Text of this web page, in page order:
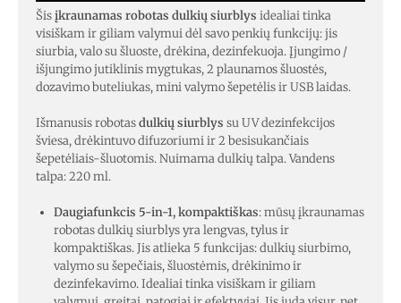
Šisįkraunamas robotas dulkių siurblys idealiai tinka
visiškam ir giliam valymui dėl savo penkių funkcijų: jis
siurbia, valo su šluoste, drėkina, dezinfekuoja. Įjungimo /
išjungimo jutiklinis mygtukas, 2 plaunamos šluostės,
dozavimo buteliukas, mini valymo šepetėlis ir USB laidas.
Išmanusis robotasdulkių siurblys su UV dezinfekcijos
šviesa, drėkintuvo difuzoriumi ir 2 besisukančiais
šepetėliais-šluotomis. Nuimama dulkių talpa. Vandens
talpa: 220 ml.
Daugiafunkcis 5-in-1, kompaktiškas: mūsų įkraunamas
robotas dulkių siurblys yra lengvas, tylus ir
kompaktiškas. Jis atlieka 5 funkcijas: dulkių siurbimo,
valymo su šepečiais, šluostėmis, drėkinimo ir
dezinfekavimo. Idealiai tinka visiškam ir giliam